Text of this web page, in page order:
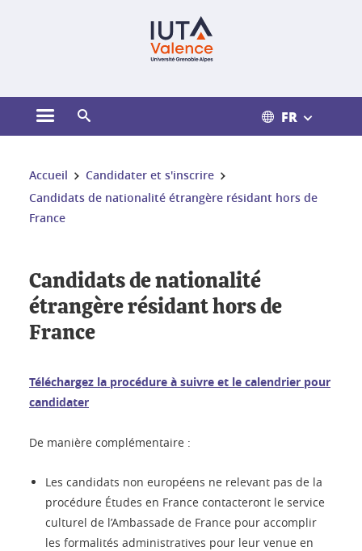
Ouvrir le menu principal FR
Vous êtes ici :
Accueil
Candidater et s'inscrire
Candidats de nationalité étrangère résidant hors de
France
Candidats de nationalité
étrangère résidant hors de
France
Téléchargez la procédure à suivre et le calendrier pour
candidater
De manière complémentaire :
Les candidats non européens ne relevant pas de la
procédure Études en France contacteront le service
culturel de l’Ambassade de France pour accomplir
les formalités administratives pour leur venue en